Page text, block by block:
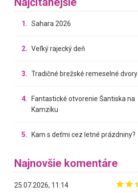
1. Sahara 2026
2. Veľký rajecký deň
3. Tradičné brežské remeselné dvory
4.
Fantastické otvorenie Šantiska na
Kamzíku
5. Kam s deťmi cez letné prázdniny?
Najnovšie komentáre
25.07.2026, 11:14